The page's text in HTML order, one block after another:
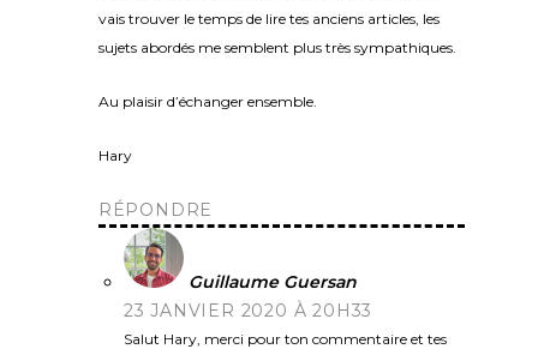
vais trouver le temps de lire tes anciens articles, les
sujets abordés me semblent plus très sympathiques.
Au plaisir d’échanger ensemble.
Hary
RÉPONDRE
Guillaume Guersan
23 JANVIER 2020 À 20H33
Salut Hary, merci pour ton commentaire et tes